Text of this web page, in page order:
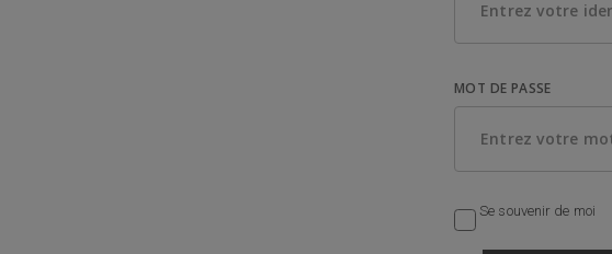
MOT DE PASSE
Se souvenir de moi